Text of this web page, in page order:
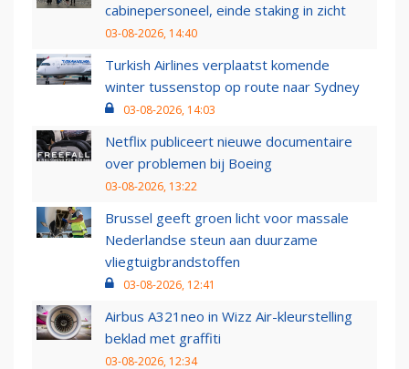
cabinepersoneel, einde staking in zicht
03-08-2026, 14:40
Turkish Airlines verplaatst komende
winter tussenstop op route naar Sydney
03-08-2026, 14:03
Netflix publiceert nieuwe documentaire
over problemen bij Boeing
03-08-2026, 13:22
Brussel geeft groen licht voor massale
Nederlandse steun aan duurzame
vliegtuigbrandstoffen
03-08-2026, 12:41
Airbus A321neo in Wizz Air-kleurstelling
beklad met graffiti
03-08-2026, 12:34